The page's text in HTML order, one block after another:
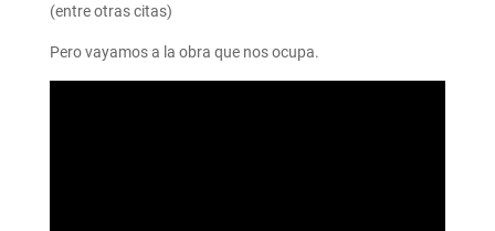
(entre otras citas)
Pero vayamos a la obra que nos ocupa.